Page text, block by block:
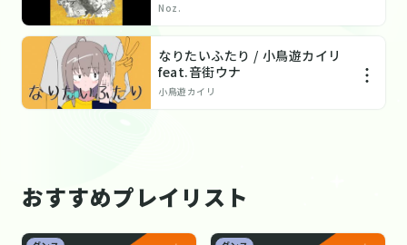
Noz.
なりたいふたり / 小鳥遊カイリ
feat.音街ウナ
小鳥遊カイリ
おすすめプレイリスト